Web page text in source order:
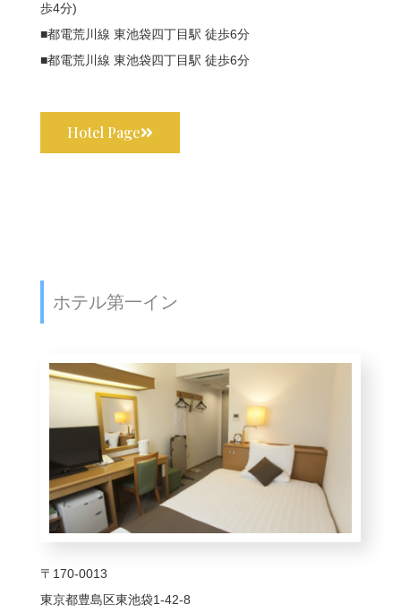
歩4分)
■都電荒川線 東池袋四丁目駅 徒歩6分
■都電荒川線 東池袋四丁目駅 徒歩6分
Hotel Page
ホテル第一イン
〒170-0013
東京都豊島区東池袋1-42-8